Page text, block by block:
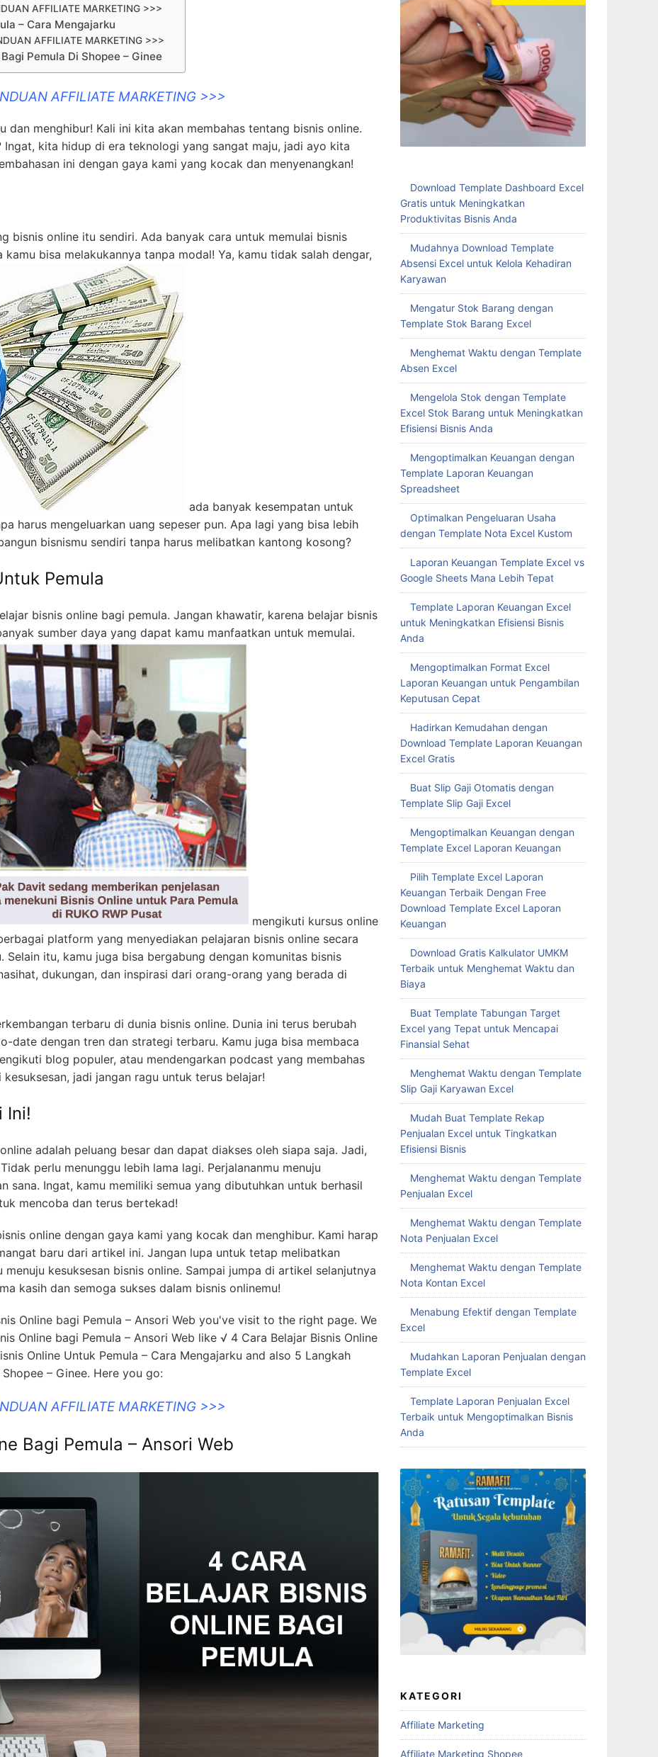
AFFILIATE MARKETING >>>
– Cara Mengajarku
AFFILIATE MARKETING >>>
Pemula Di Shopee – Ginee
AFFILIATE MARKETING >>>
menghibur! Kali ini kita akan membahas tentang bisnis online.
kita hidup di era teknologi yang sangat maju, jadi ayo kita
ini dengan gaya kami yang kocak dan menyenangkan!
bisnis online itu sendiri. Ada banyak cara untuk memulai bisnis
bisa melakukannya tanpa modal! Ya, kamu tidak salah dengar,
ada banyak kesempatan untuk
harus mengeluarkan uang sepeser pun. Apa lagi yang bisa lebih
bisnismu sendiri tanpa harus melibatkan kantong kosong?
Pemula
bisnis online bagi pemula. Jangan khawatir, karena belajar bisnis
sumber daya yang dapat kamu manfaatkan untuk memulai.
mengikuti kursus online
platform yang menyediakan pelajaran bisnis online secara
itu, kamu juga bisa bergabung dengan komunitas bisnis
dukungan, dan inspirasi dari orang-orang yang berada di
terbaru di dunia bisnis online. Dunia ini terus berubah
date dengan tren dan strategi terbaru. Kamu juga bisa membaca
blog populer, atau mendengarkan podcast yang membahas
jadi jangan ragu untuk terus belajar!
Ini!
adalah peluang besar dan dapat diakses oleh siapa saja. Jadi,
perlu menunggu lebih lama lagi. Perjalananmu menuju
sana. Ingat, kamu memiliki semua yang dibutuhkan untuk berhasil
mencoba dan terus bertekad!
online dengan gaya kami yang kocak dan menghibur. Kami harap
baru dari artikel ini. Jangan lupa untuk tetap melibatkan
kesuksesan bisnis online. Sampai jumpa di artikel selanjutnya
kasih dan semoga sukses dalam bisnis onlinemu!
Online bagi Pemula – Ansori Web you've visit to the right page. We
Online bagi Pemula – Ansori Web like √ 4 Cara Belajar Bisnis Online
Online Untuk Pemula – Cara Mengajarku and also 5 Langkah
– Ginee. Here you go:
AFFILIATE MARKETING >>>
Bagi Pemula – Ansori Web
Download Template Dashboard Excel
Gratis untuk Meningkatkan
Produktivitas Bisnis Anda
Mudahnya Download Template
Absensi Excel untuk Kelola Kehadiran
Karyawan
Mengatur Stok Barang dengan
Template Stok Barang Excel
Menghemat Waktu dengan Template
Absen Excel
Mengelola Stok dengan Template
Excel Stok Barang untuk Meningkatkan
Efisiensi Bisnis Anda
Mengoptimalkan Keuangan dengan
Template Laporan Keuangan
Spreadsheet
Optimalkan Pengeluaran Usaha
dengan Template Nota Excel Kustom
Laporan Keuangan Template Excel vs
Google Sheets Mana Lebih Tepat
Template Laporan Keuangan Excel
untuk Meningkatkan Efisiensi Bisnis
Anda
Mengoptimalkan Format Excel
Laporan Keuangan untuk Pengambilan
Keputusan Cepat
Hadirkan Kemudahan dengan
Download Template Laporan Keuangan
Excel Gratis
Buat Slip Gaji Otomatis dengan
Template Slip Gaji Excel
Mengoptimalkan Keuangan dengan
Template Excel Laporan Keuangan
Pilih Template Excel Laporan
Keuangan Terbaik Dengan Free
Download Template Excel Laporan
Keuangan
Download Gratis Kalkulator UMKM
Terbaik untuk Menghemat Waktu dan
Biaya
Buat Template Tabungan Target
Excel yang Tepat untuk Mencapai
Finansial Sehat
Menghemat Waktu dengan Template
Slip Gaji Karyawan Excel
Mudah Buat Template Rekap
Penjualan Excel untuk Tingkatkan
Efisiensi Bisnis
Menghemat Waktu dengan Template
Penjualan Excel
Menghemat Waktu dengan Template
Nota Penjualan Excel
Menghemat Waktu dengan Template
Nota Kontan Excel
Menabung Efektif dengan Template
Excel
Mudahkan Laporan Penjualan dengan
Template Excel
Template Laporan Penjualan Excel
Terbaik untuk Mengoptimalkan Bisnis
Anda
KATEGORI
Affiliate Marketing
Affiliate Marketing Shopee